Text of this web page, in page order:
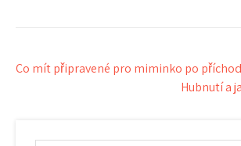
Navigace
Co mít připravené pro miminko po
Hubnutí a